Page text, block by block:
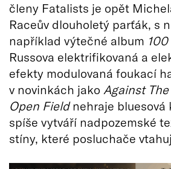
členy Fatalists je opět
Raceův dlouholetý parťák, s
například výtečné album
Russova elektrifikovaná a
efekty modulovaná foukací
v novinkách jako Against
Open Fieldnehraje bluesová
spíše vytváří nadpozemské
stíny, které posluchače